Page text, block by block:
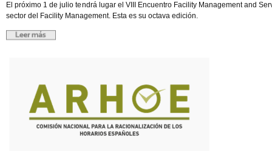
El próximo 1 de julio tendrá lugar el VIII Encuentro Facility Management and
sector del Facility Management. Esta es su octava edición.